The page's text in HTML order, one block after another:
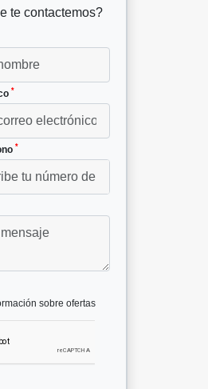
te contactemos?
*
*
sobre ofertas